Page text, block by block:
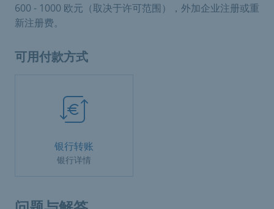
600 - 1000 欧元（取决于许可范围），外加企业注册或重
新注册费。
可用付款方式
银行转账
银行详情